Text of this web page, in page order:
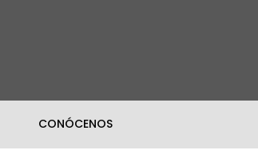
CONÓCENOS